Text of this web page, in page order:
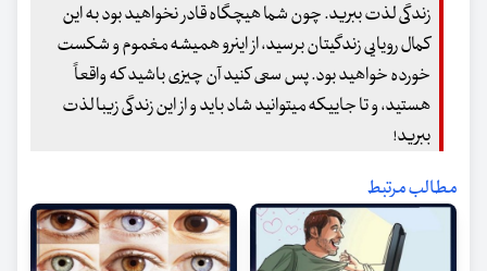
زندگی لذت ببرید. چون شما هیچگاه قادر نخواهید بود به این
کمال رویایی زندگیتان برسید، از اینرو همیشه مغموم و شکست
خورده خواهید بود. پس سعی کنید آن چیزی باشید که واقعاً
هستید، و تا جاییکه میتوانید شاد باید و از این زندگی زیبا لذت
ببرید!
مطالب مرتبط